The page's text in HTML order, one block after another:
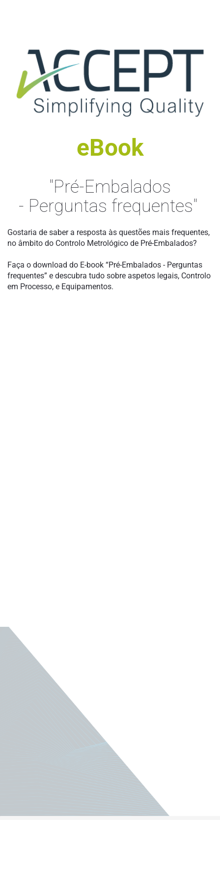
eBook
"Pré-Embalados
- Perguntas frequentes"
Gostaria de saber a resposta às questões mais frequentes,
no âmbito do Controlo Metrológico de Pré-Embalados?
Faça o download do E-book “Pré-Embalados - Perguntas
frequentes” e descubra tudo sobre aspetos legais, Controlo
em Processo, e Equipamentos.